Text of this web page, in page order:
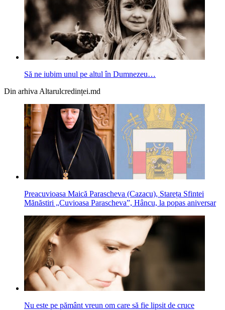
Să ne iubim unul pe altul în Dumnezeu…
Din arhiva Altarulcredinței.md
Preacuvioasa Maică Parascheva (Cazacu), Stareța Sfintei
Mănăstiri „Cuvioasa Parascheva”, Hâncu, la popas aniversar
Nu este pe pământ vreun om care să fie lipsit de cruce